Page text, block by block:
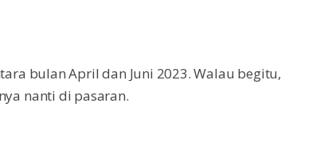
bulan April dan Juni 2023. Walau begitu,
nanti di pasaran.